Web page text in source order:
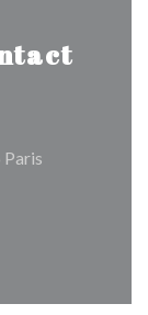
((opent in
in een nieuw
((opent in een